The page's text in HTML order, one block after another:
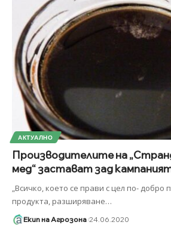
АКТУАЛНО
Производителите на
мед“ застават зад
„Всичко, което се прави с цел по- добро
продукта, разширяване…
Екип на Агрозона 24.06.2020